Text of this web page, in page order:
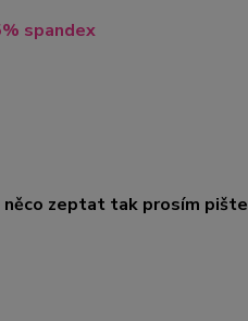
spandex
zeptat tak prosím pište